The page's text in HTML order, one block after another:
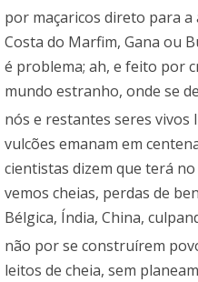
por maçaricos direto para a
Costa do Marfim, Gana ou
é problema; ah, e feito por
mundo estranho, onde se
nós e restantes seres
vulcões emanam em
cientistas dizem que terá
vemos cheias, perdas de
Bélgica, Índia, China,
não por se construírem
leitos de cheia, sem